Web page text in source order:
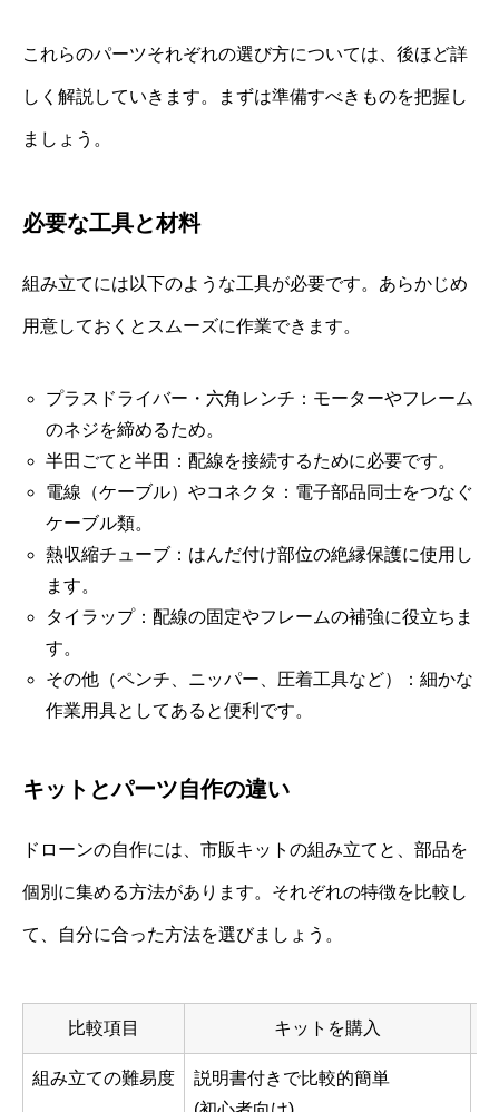
これらのパーツそれぞれの選び方については、後ほど詳
しく解説していきます。まずは準備すべきものを把握し
ましょう。
必要な工具と材料
組み立てには以下のような工具が必要です。あらかじめ
用意しておくとスムーズに作業できます。
プラスドライバー・六角レンチ：モーターやフレーム
のネジを締めるため。
半田ごてと半田：配線を接続するために必要です。
電線（ケーブル）やコネクタ：電子部品同士をつなぐ
ケーブル類。
熱収縮チューブ：はんだ付け部位の絶縁保護に使用し
ます。
タイラップ：配線の固定やフレームの補強に役立ちま
す。
その他（ペンチ、ニッパー、圧着工具など）：細かな
作業用具としてあると便利です。
キットとパーツ自作の違い
ドローンの自作には、市販キットの組み立てと、部品を
個別に集める方法があります。それぞれの特徴を比較し
て、自分に合った方法を選びましょう。
比較項目 キットを購入
組み立ての難易度
説明書付きで比較的簡単